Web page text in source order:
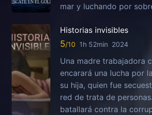
mar y luchando por
Historias invisibles
5 1h 52min 2024
Una madre trabajadora
encarará una lucha por
su hija, quien fue
red de trata de
batallará contra la